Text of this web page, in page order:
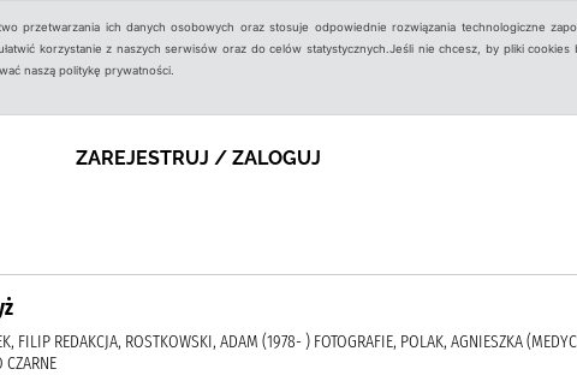
przetwarzania ich danych osobowych oraz stosuje odpowiednie rozwiązania technologiczne
korzystanie z naszych serwisów oraz do celów statystycznych.Jeśli nie chcesz, by pliki cookies
naszą politykę prywatności.
ZAREJESTRUJ / ZALOGUJ
FILIP REDAKCJA, ROSTKOWSKI, ADAM (1978- ) FOTOGRAFIE, POLAK, AGNIESZKA
CZARNE